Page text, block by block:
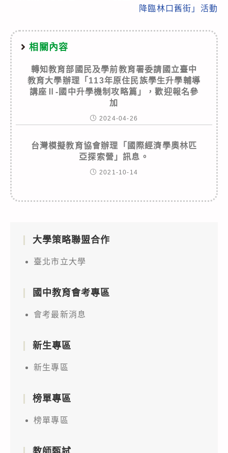
降臨林口舊街」活動
相關內容
轉知教育部國民及學前教育署委請國立臺中
教育大學辦理「113年原住民族學生升學輔導
講座Ⅱ-國中升學機制攻略篇」，歡迎報名參
加
2024-04-26
台灣模擬教育協會辦理「國際經濟學奧林匹
亞探索營」訊息。
2021-10-14
大學策略聯盟合作
臺北市立大學
國中教育會考專區
會考最新消息
新生專區
新生專區
榜單專區
榜單專區